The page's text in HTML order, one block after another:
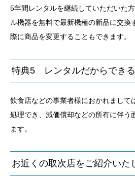
5年間レンタルを継続していただいた
ル機器を無料で最新機種の新品に交換
際に商品を変更することもできます。
特典5 レンタルだからでき
飲食店などの事業者様におかれまして
処理でき、減価償却などの所有に伴う
ます。
お近くの取次店をご紹介いた